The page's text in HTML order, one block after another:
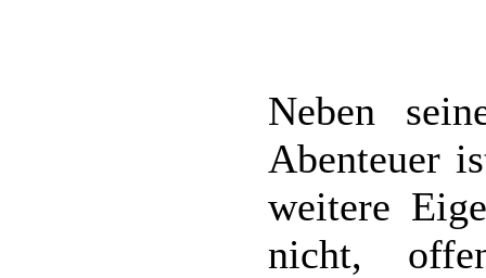
Neben
Abenteuer
weitere
nicht,